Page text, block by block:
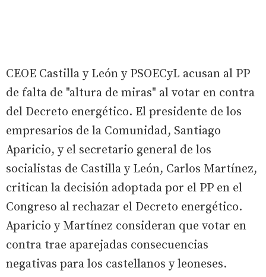
CEOE Castilla y León y PSOECyL acusan al PP
de falta de "altura de miras" al votar en contra
del Decreto energético. El presidente de los
empresarios de la Comunidad, Santiago
Aparicio, y el secretario general de los
socialistas de Castilla y León, Carlos Martínez,
critican la decisión adoptada por el PP en el
Congreso al rechazar el Decreto energético.
Aparicio y Martínez consideran que votar en
contra trae aparejadas consecuencias
negativas para los castellanos y leoneses.